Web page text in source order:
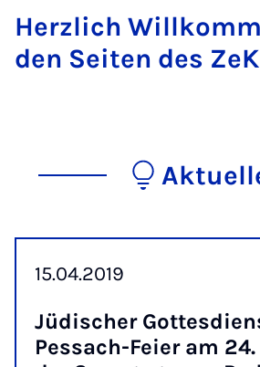
Herzlich
den Seiten des
15.04.2019
Jüdis­cher
Pess­ach-Fei­er am